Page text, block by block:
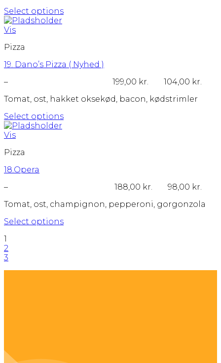
Select options
Dette
vare
flere
Mulighederne
vælges
på
varesiden
Vis
Pizza
19. Dano’s Pizza ( Nyhed )
104,00 kr.
– 199,00 kr.
Prisinterval:
til
Tomat, ost, hakket oksekød, bacon, kødstrimler
Select options
Dette
vare
flere
Mulighederne
vælges
på
varesiden
Vis
Pizza
18.Opera
98,00 kr.
– 188,00 kr.
Prisinterval:
til
Tomat, ost, champignon, pepperoni, gorgonzola
Select options
vare
har
flere
varianter.
1
2
3